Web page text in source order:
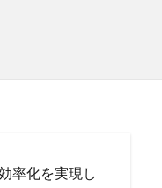
率化を実現し